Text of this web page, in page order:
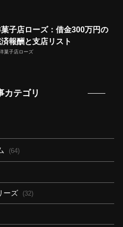
子店ローズ：借金300万円の
報酬と支店リスト
菓子店ローズ
カテゴリ
(64)
ーズ (32)